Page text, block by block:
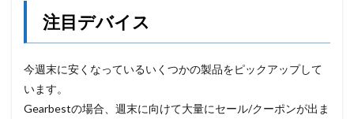
注目デバイス
今週末に安くなっているいくつかの製品をピックアップして
います。
Gearbestの場合、週末に向けて大量にセール/クーポンが出ま